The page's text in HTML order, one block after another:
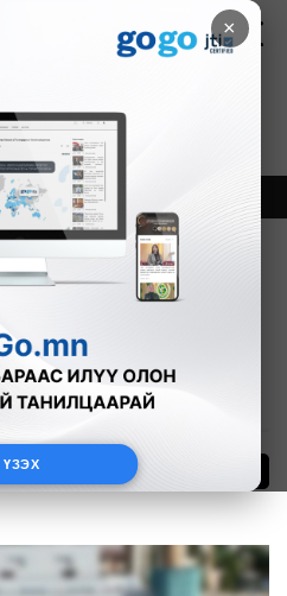
×
ҮЗЭХ
8.08
Шинэ
орсон тул
хариуцлага